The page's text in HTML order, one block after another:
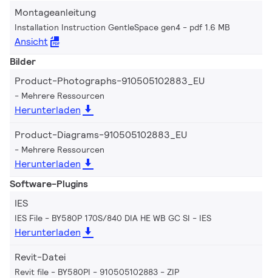
Montageanleitung
Installation Instruction GentleSpace gen4 pdf 1.6 MB
Ansicht
Bilder
Product-Photographs-910505102883_EU
Mehrere Ressourcen
Herunterladen
Product-Diagrams-910505102883_EU
Mehrere Ressourcen
Herunterladen
Software-Plugins
IES
IES File - BY580P 170S/840 DIA HE WB GC SI IES
Herunterladen
Revit-Datei
Revit file - BY580PI - 910505102883 ZIP